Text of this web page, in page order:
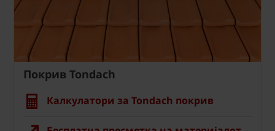
Покрив Tondach
Калкулатори за Tondach покрив